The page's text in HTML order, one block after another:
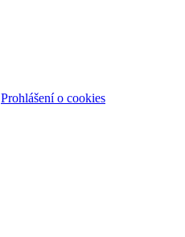
Prohlášení o cookies